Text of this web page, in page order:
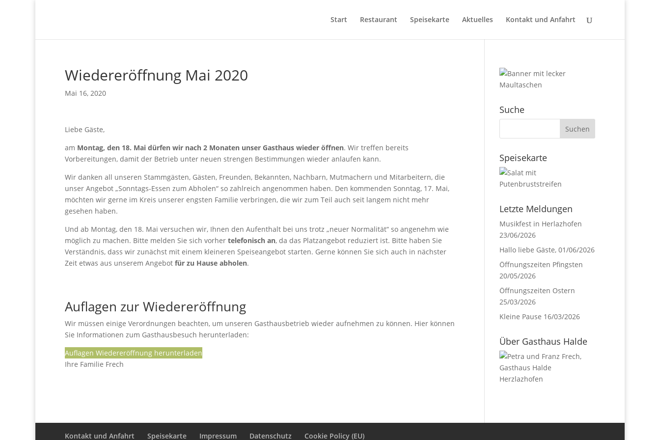
Start Restaurant Speisekarte Aktuelles Kontakt und Anfahrt
Wiedereröffnung Mai 2020
Mai 16, 2020
Liebe Gäste,
am Montag, den 18. Mai dürfen wir nach 2 Monaten unser Gasthaus wieder öffnen. Wir treffen bereits
Vorbereitungen, damit der Betrieb unter neuen strengen Bestimmungen wieder anlaufen kann.
Wir danken all unseren Stammgästen, Gästen, Freunden, Bekannten, Nachbarn, Mutmachern und Mitarbeitern, die
unser Angebot „Sonntags-Essen zum Abholen“ so zahlreich angenommen haben. Den kommenden Sonntag, 17. Mai,
möchten wir gerne im Kreis unserer engsten Familie verbringen, die wir zum Teil auch seit langem nicht mehr
gesehen haben.
Und ab Montag, den 18. Mai versuchen wir, Ihnen den Aufenthalt bei uns trotz „neuer Normalität“ so angenehm wie
möglich zu machen. Bitte melden Sie sich vorher telefonisch an, da das Platzangebot reduziert ist. Bitte haben Sie
Verständnis, dass wir zunächst mit einem kleineren Speiseangebot starten. Gerne können Sie sich auch in nächster
Zeit etwas aus unserem Angebot für zu Hause abholen.
Auflagen zur Wiedereröffnung
Wir müssen einige Verordnungen beachten, um unseren Gasthausbetrieb wieder aufnehmen zu können. Hier können
Sie Informationen zum Gasthausbesuch herunterladen:
Auflagen Wiedereröffnung herunterladen
Ihre Familie Frech
Suche
Speisekarte
Letzte Meldungen
Musikfest in Herlazhofen
23/06/2026
Hallo liebe Gäste, 01/06/2026
Öffnungszeiten Pfingsten
20/05/2026
Öffnungszeiten Ostern
25/03/2026
Kleine Pause 16/03/2026
Über Gasthaus Halde
Kontakt und Anfahrt Speisekarte Impressum Datenschutz Cookie Policy (EU)